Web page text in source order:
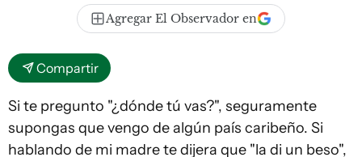
Agregar El Observador en
Compartir
Si te pregunto "¿dónde tú vas?", seguramente
supongas que vengo de algún país caribeño. Si
hablando de mi madre te dijera que "la di un beso",